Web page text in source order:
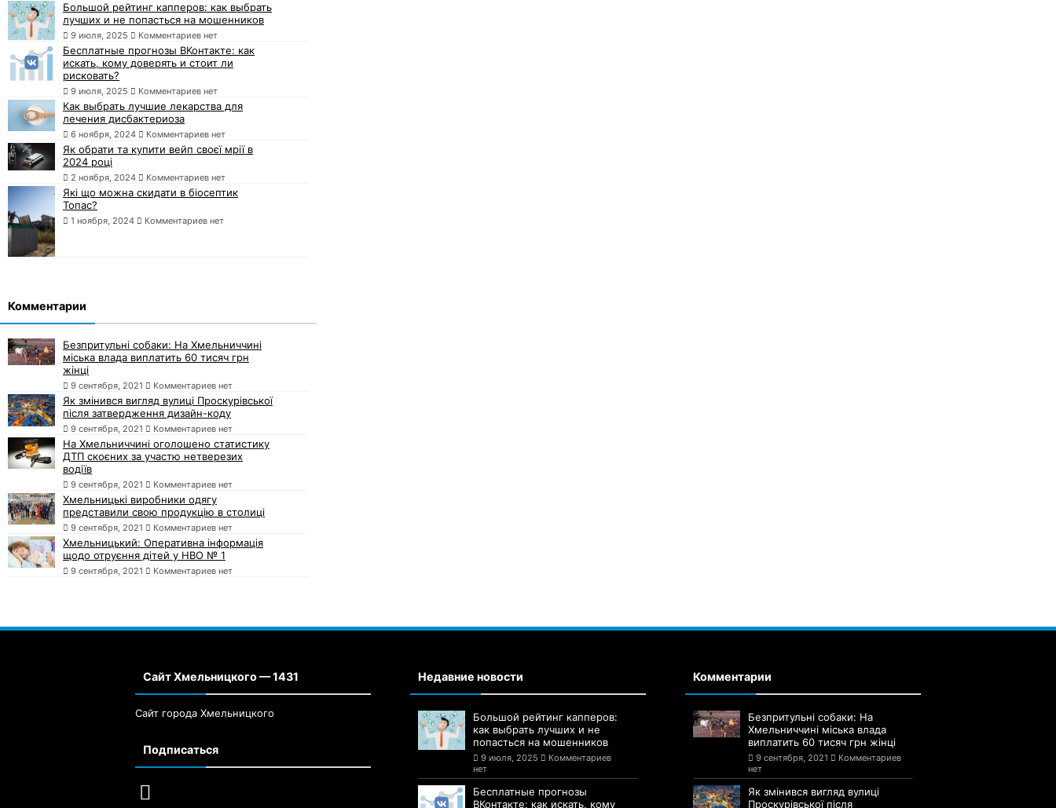
Большой рейтинг капперов: как выбрать
лучших и не попасться на мошенников
9 июля, 2025 Комментариев нет
Бесплатные прогнозы ВКонтакте: как
искать, кому доверять и стоит ли
рисковать?
9 июля, 2025 Комментариев нет
Как выбрать лучшие лекарства для
лечения дисбактериоза
6 ноября, 2024 Комментариев нет
Як обрати та купити вейп своєї мрії в
2024 році
2 ноября, 2024 Комментариев нет
Які що можна скидати в біосептик
Топас?
1 ноября, 2024 Комментариев нет
Комментарии
Безпритульні собаки: На Хмельниччині
міська влада виплатить 60 тисяч грн
жінці
9 сентября, 2021 Комментариев нет
Як змінився вигляд вулиці Проскурівської
після затвердження дизайн-коду
9 сентября, 2021 Комментариев нет
На Хмельниччині оголошено статистику
ДТП скоєних за участю нетверезих
водіїв
9 сентября, 2021 Комментариев нет
Хмельницькі виробники одягу
представили свою продукцію в столиці
9 сентября, 2021 Комментариев нет
Хмельницький: Оперативна інформація
щодо отруєння дітей у НВО № 1
9 сентября, 2021 Комментариев нет
Сайт Хмельницкого — 1431
Сайт города Хмельницкого
Подписаться
Недавние новости
Большой рейтинг капперов:
как выбрать лучших и не
попасться на мошенников
9 июля, 2025
Комментариев
нет
Бесплатные прогнозы
ВКонтакте: как искать, кому
Комментарии
Безпритульні собаки: На
Хмельниччині міська влада
виплатить 60 тисяч грн жінці
9 сентября, 2021
Комментариев
нет
Як змінився вигляд вулиці
Проскурівської після